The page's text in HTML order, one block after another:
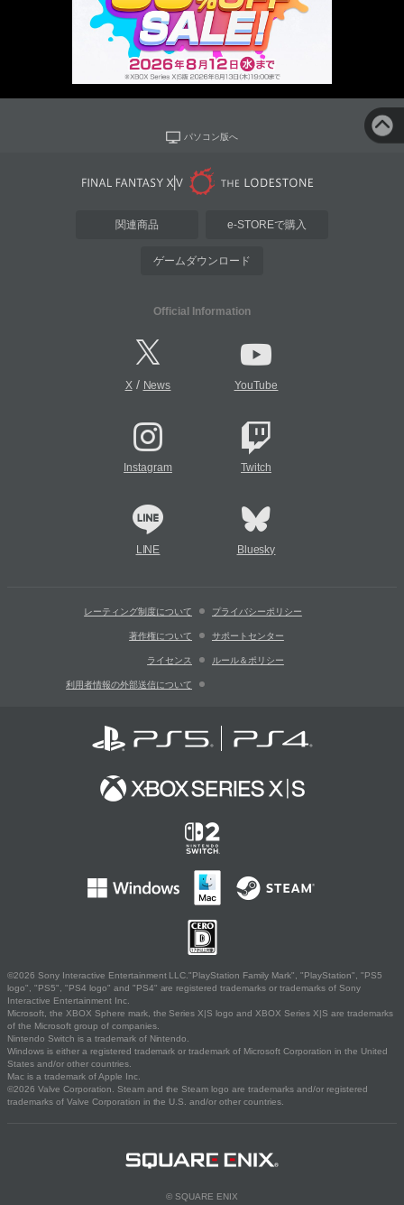
パソコン版へ
関連商品 e-STOREで購入
ゲームダウンロード
Official Information
X/ News YouTube
Instagram Twitch
LINE Bluesky
レーティング制度について プライバシーポリシー
著作権について サポートセンター
ライセンス ルール＆ポリシー
利用者情報の外部送信について
©2026 Sony Interactive Entertainment LLC."PlayStation Family Mark", "PlayStation", "PS5
logo", "PS5", "PS4 logo" and "PS4" are registered trademarks or trademarks of Sony
Interactive Entertainment Inc.
Microsoft, the XBOX Sphere mark, the Series X|S logo and XBOX Series X|S are trademarks
of the Microsoft group of companies.
Nintendo Switch is a trademark of Nintendo.
Windows is either a registered trademark or trademark of Microsoft Corporation in the United
States and/or other countries.
Mac is a trademark of Apple Inc.
©2026 Valve Corporation. Steam and the Steam logo are trademarks and/or registered
trademarks of Valve Corporation in the U.S. and/or other countries.
© SQUARE ENIX